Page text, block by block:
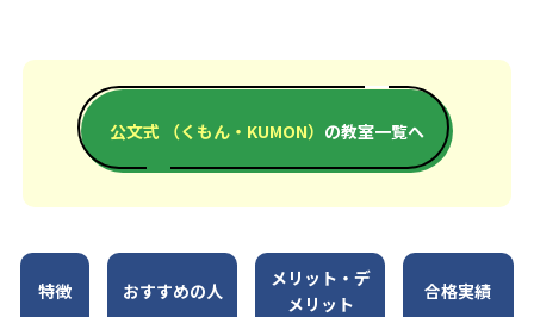
公文式 （くもん・KUMON） の教室一覧へ
特徴 おすすめの人
メリット・デ
メリット
合格実績